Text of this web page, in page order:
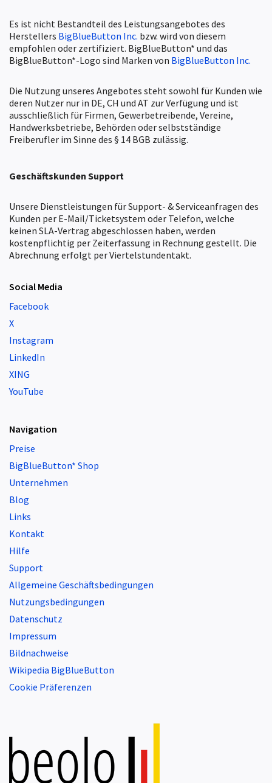
Es ist nicht Bestandteil des Leistungsangebotes des
Herstellers BigBlueButton Inc. bzw. wird von diesem
empfohlen oder zertifiziert. BigBlueButton* und das
BigBlueButton*-Logo sind Marken von BigBlueButton Inc.
Die Nutzung unseres Angebotes steht sowohl für Kunden wie
deren Nutzer nur in DE, CH und AT zur Verfügung und ist
ausschließlich für Firmen, Gewerbetreibende, Vereine,
Handwerksbetriebe, Behörden oder selbstständige
Freiberufler im Sinne des § 14 BGB zulässig.
Geschäftskunden Support
Unsere Dienstleistungen für Support- & Serviceanfragen des
Kunden per E-Mail/Ticketsystem oder Telefon, welche
keinen SLA-Vertrag abgeschlossen haben, werden
kostenpflichtig per Zeiterfassung in Rechnung gestellt. Die
Abrechnung erfolgt per Viertelstundentakt.
Social Media
Facebook
X
Instagram
LinkedIn
XING
YouTube
Navigation
Preise
BigBlueButton* Shop
Unternehmen
Blog
Links
Kontakt
Hilfe
Support
Allgemeine Geschäftsbedingungen
Nutzungsbedingungen
Datenschutz
Impressum
Bildnachweise
Wikipedia BigBlueButton
Cookie Präferenzen